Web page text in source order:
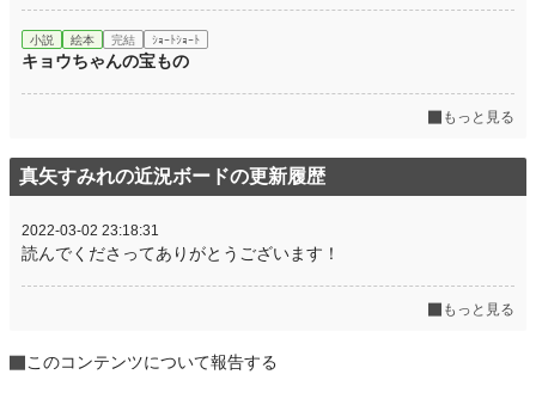
小説 絵本 完結 ｼｮｰﾄｼｮｰﾄ
キョウちゃんの宝もの
もっと見る
真矢すみれの近況ボードの更新履歴
2022-03-02 23:18:31
読んでくださってありがとうございます！
もっと見る
このコンテンツについて報告する